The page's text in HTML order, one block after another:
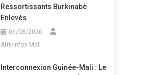
Ressortissants Burkinabè
Enlevés
06/08/2026
Afrikinfos-Mali
Interconnexion Guinée-Mali : Le